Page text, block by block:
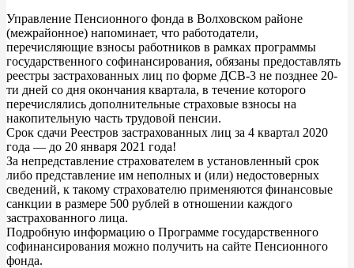
Управление Пенсионного фонда в Волховском районе
(межрайонное) напоминает, что работодатели,
перечисляющие взносы работников в рамках программы
государственного софинансирования, обязаны предоставлять
реестры застрахованных лиц по форме ДСВ-3 не позднее 20-
ти дней со дня окончания квартала, в течение которого
перечислялись дополнительные страховые взносы на
накопительную часть трудовой пенсии.
Срок сдачи Реестров застрахованных лиц за 4 квартал 2020
года — до 20 января 2021 года!
За непредставление страхователем в установленный срок
либо представление им неполных и (или) недостоверных
сведений, к такому страхователю применяются финансовые
санкции в размере 500 рублей в отношении каждого
застрахованного лица.
Подробную информацию о Программе государственного
софинансирования можно получить на сайте Пенсионного
фонда.